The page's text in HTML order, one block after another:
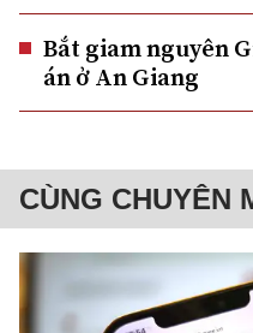
Bắt giam nguyên
án ở An Giang
CÙNG CHUYÊN